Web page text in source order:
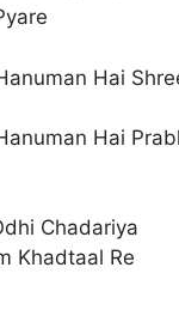
Hai
Hai
Chadariya
Khadtaal Re